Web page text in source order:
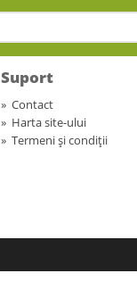
Suport
» Contact
» Harta site-ului
» Termeni și condiții